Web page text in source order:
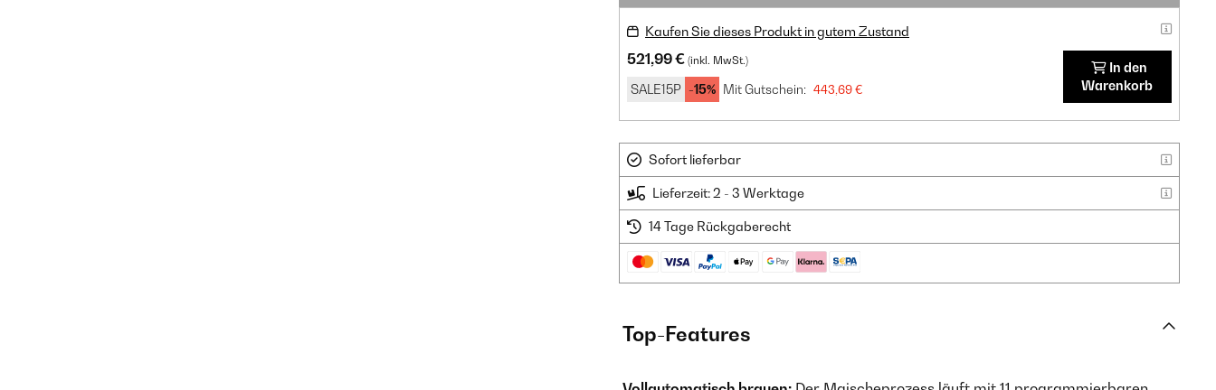
Kaufen Sie dieses Produkt in gutem Zustand
521,99 € (inkl. MwSt.)
SALE15P -15% Mit Gutschein: 443,69 €
In den
Warenkorb
Sofort lieferbar
Lieferzeit: 2 - 3 Werktage
14 Tage Rückgaberecht
Top-Features